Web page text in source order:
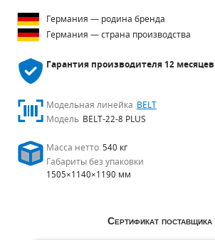
Германия — родина бренда
Германия — страна производства
Гарантия производителя12 месяцев
Модельная линейка BELT
Модель BELT-22-8 PLUS
Масса нетто 540 кг
Габариты без упаковки
1505×1140×1190 мм
Сертификат поставщика
ШЛАНГИ ДЛЯ МОТОПОМП